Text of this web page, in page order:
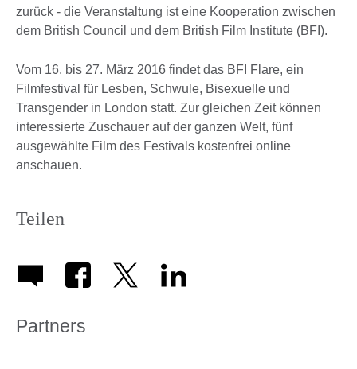
zurück - die Veranstaltung ist eine Kooperation zwischen
dem British Council und dem British Film Institute (BFI).
Vom 16. bis 27. März 2016 findet das BFI Flare, ein
Filmfestival für Lesben, Schwule, Bisexuelle und
Transgender in London statt. Zur gleichen Zeit können
interessierte Zuschauer auf der ganzen Welt, fünf
ausgewählte Film des Festivals kostenfrei online
anschauen.
Teilen
Partners